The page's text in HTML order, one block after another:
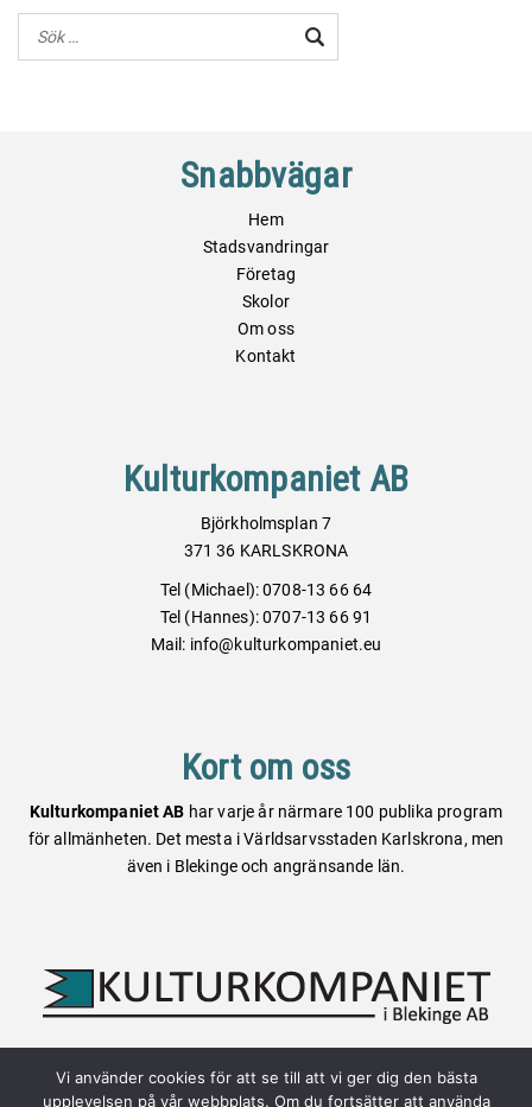
Snabbvägar
Hem
Stadsvandringar
Företag
Skolor
Om oss
Kontakt
Kulturkompaniet AB
Björkholmsplan 7
371 36 KARLSKRONA
Tel (Michael): 0708-13 66 64
Tel (Hannes): 0707-13 66 91
Mail: info@kulturkompaniet.eu
Kort om oss
Kulturkompaniet AB har varje år närmare 100 publika program
för allmänheten. Det mesta i Världsarvsstaden Karlskrona, men
även i Blekinge och angränsande län.
Webbplatsen är skapad av:
Altefur Development
Vi använder cookies för att se till att vi ger dig den bästa
upplevelsen på vår webbplats. Om du fortsätter att använda